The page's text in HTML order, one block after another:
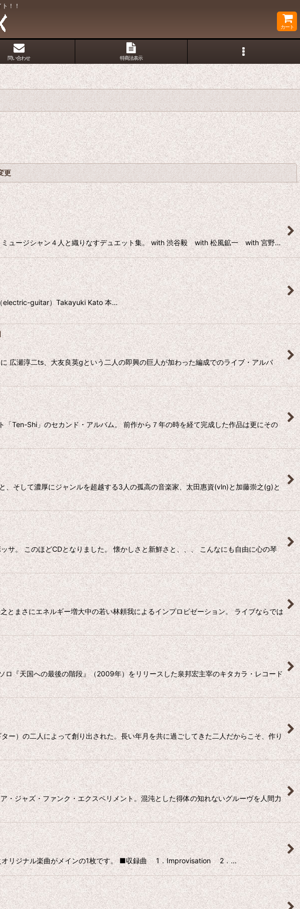
！！
カート
問い合わせ 特商法表示
更 閉じる
ュージシャン４人と織りなすデュエット集。 with 渋谷毅 with 松風鉱一 with 宮野…
guitar）Takayuki Kato 本…
二ts、大友良英gという二人の即興の巨人が加わった編成でのライブ・アルバ
Shi」のセカンド・アルバム。 前作から７年の時を経て完成した作品は更にその
て濃厚にジャンルを超越する3人の孤高の音楽家、太田惠資(vln)と加藤崇之(g)と
サ。 このほどCDとなりました。 懐かしさと新鮮さと、、、 こんなにも自由に心の琴
にエネルギー増大中の若い林頼我によるインプロビゼーション。 ライブならでは
『天国への最後の階段』（2009年）をリリースした泉邦宏主宰のキタカラ・レコード
）の二人によって創り出された。長い年月を共に過ごしてきた二人だからこそ、作り
ズ・ファンク・エクスペリメント。混沌とした得体の知れないグルーヴを人間力
オリジナル楽曲がメインの1枚です。 ■収録曲 1．Improvisation 2．…